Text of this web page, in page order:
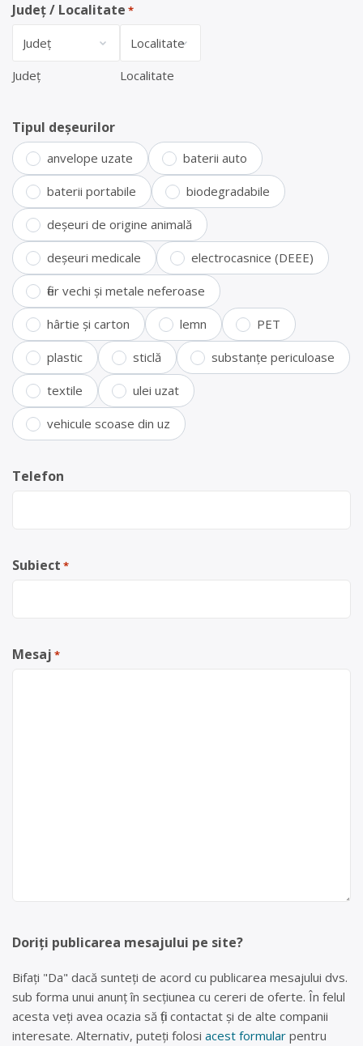
Județ / Localitate *
Județ Localitate
Tipul deșeurilor
anvelope uzate baterii auto
baterii portabile biodegradabile
deșeuri de origine animală
deșeuri medicale electrocasnice (DEEE)
fier vechi și metale neferoase
hârtie și carton lemn PET
plastic sticlă substanțe periculoase
textile ulei uzat
vehicule scoase din uz
Telefon
Subiect *
Mesaj *
Doriți publicarea mesajului pe site?
Bifați "Da" dacă sunteți de acord cu publicarea mesajului dvs.
sub forma unui anunț în secțiunea cu cereri de oferte. În felul
acesta veți avea ocazia să fiți contactat și de alte companii
interesate. Alternativ, puteți folosi acest formular pentru